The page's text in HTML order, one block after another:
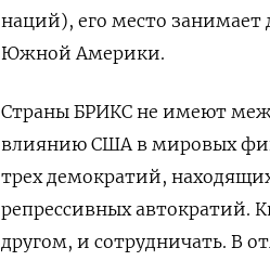
наций), его место занимает
Южной Америки.
Страны БРИКС не имеют
влиянию США в мировых
трех демократий,
репрессивных автократий.
другом, и сотрудничать. В